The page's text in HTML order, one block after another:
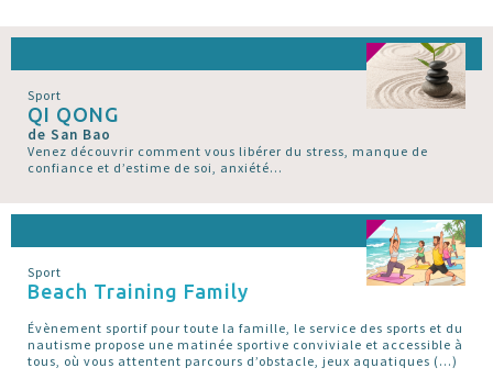
Sport
QI QONG
de San Bao
Venez découvrir comment vous libérer du stress, manque de
confiance et d’estime de soi, anxiété...
Sport
Beach Training Family
Évènement sportif pour toute la famille, le service des sports et du
nautisme propose une matinée sportive conviviale et accessible à
tous, où vous attentent parcours d’obstacle, jeux aquatiques (…)